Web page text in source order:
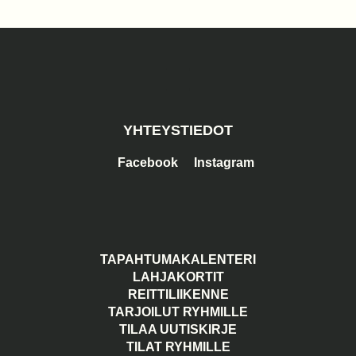
YHTEYSTIEDOT
Facebook Instagram
TAPAHTUMAKALENTERI
LAHJAKORTIT
REITTILIIKENNE
TARJOILUT RYHMILLE
TILAA UUTISKIRJE
TILAT RYHMILLE